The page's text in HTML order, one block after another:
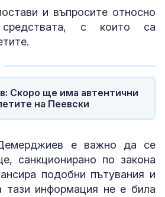
и въпросите относно
с които са
Скоро ще има автентични
на Пеевски
е важно да се
санкционирано по закона
подобни пътувания и
тази информация не е била